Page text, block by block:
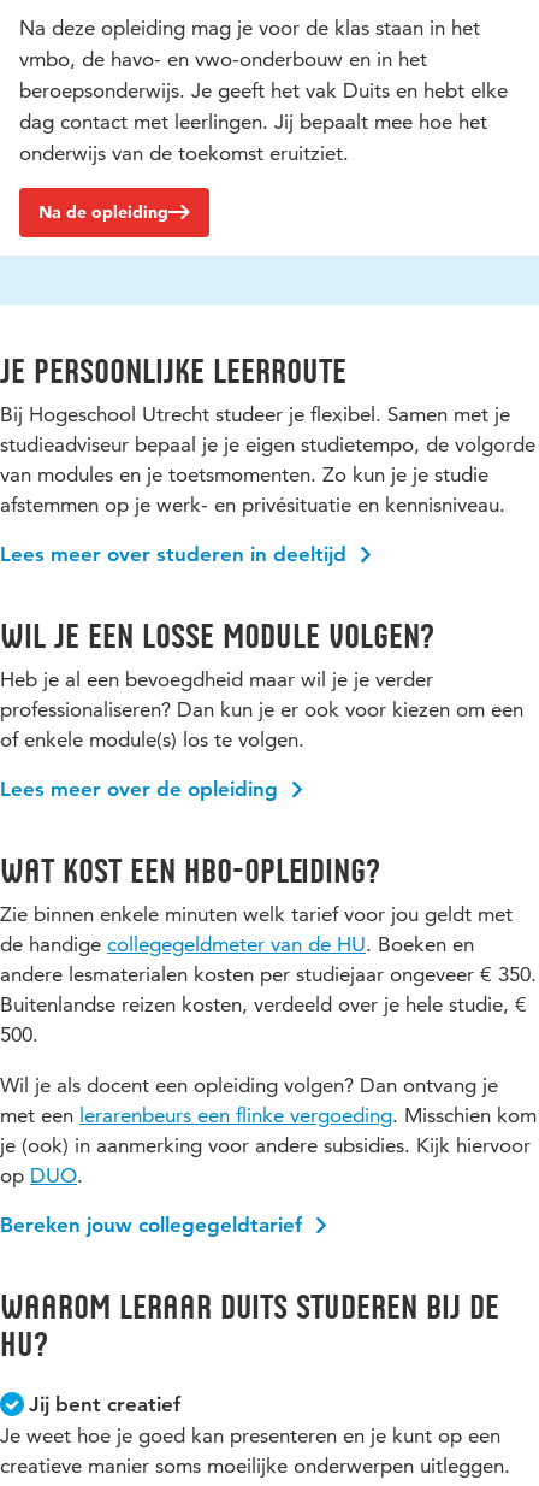
Na deze opleiding mag je voor de klas staan in het
vmbo, de havo- en vwo-onderbouw en in het
beroepsonderwijs. Je geeft het vak Duits en hebt elke
dag contact met leerlingen. Jij bepaalt mee hoe het
onderwijs van de toekomst eruitziet.
Na de opleiding
Je persoonlijke leerroute
Bij Hogeschool Utrecht studeer je flexibel. Samen met je
studieadviseur bepaal je je eigen studietempo, de volgorde
van modules en je toetsmomenten. Zo kun je je studie
afstemmen op je werk- en privésituatie en kennisniveau.
Lees meer over studeren in deeltijd
Wil je een losse module volgen?
Heb je al een bevoegdheid maar wil je je verder
professionaliseren? Dan kun je er ook voor kiezen om een
of enkele module(s) los te volgen.
Lees meer over de opleiding
Wat kost een hbo-opleiding?
Zie binnen enkele minuten welk tarief voor jou geldt met
de handige collegegeldmeter van de HU. Boeken en
andere lesmaterialen kosten per studiejaar ongeveer € 350.
Buitenlandse reizen kosten, verdeeld over je hele studie, €
500.
Wil je als docent een opleiding volgen? Dan ontvang je
met een lerarenbeurs een flinke vergoeding. Misschien kom
je (ook) in aanmerking voor andere subsidies. Kijk hiervoor
op DUO.
Bereken jouw collegegeldtarief
Waarom Leraar Duits studeren bij de
HU?
Jij bent creatief
Je weet hoe je goed kan presenteren en je kunt op een
creatieve manier soms moeilijke onderwerpen uitleggen.